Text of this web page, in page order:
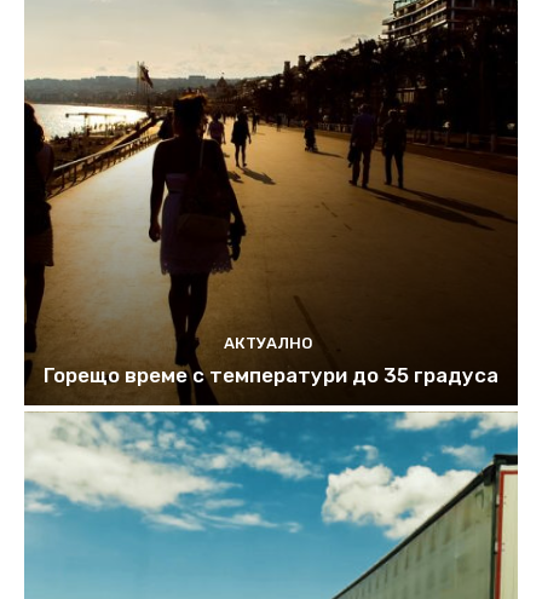
АКТУАЛНО
Горещо време с температури до 35 градуса